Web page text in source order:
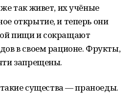
так живет, их учёные
открытие, и теперь они
пищи и сокращают
в своем рационе. Фрукты,
запрещены.
такие существа — праноеды.